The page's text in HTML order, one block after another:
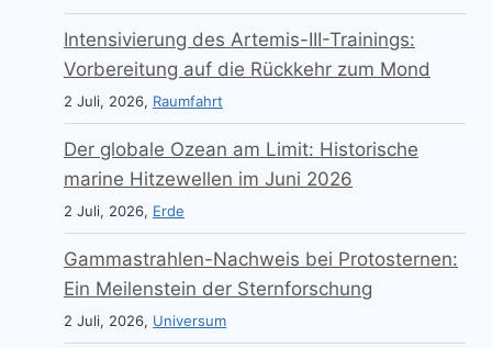
Intensivierung des Artemis-III-Trainings:
Vorbereitung auf die Rückkehr zum Mond
2 Juli, 2026, Raumfahrt
Der globale Ozean am Limit: Historische
marine Hitzewellen im Juni 2026
2 Juli, 2026, Erde
Gammastrahlen-Nachweis bei Protosternen:
Ein Meilenstein der Sternforschung
2 Juli, 2026, Universum